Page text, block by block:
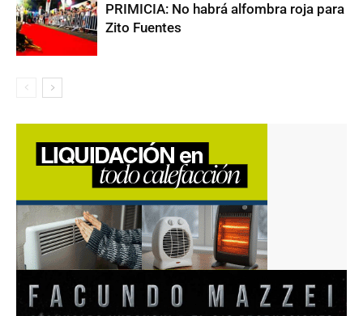
PRIMICIA: No habrá alfombra roja para
Zito Fuentes